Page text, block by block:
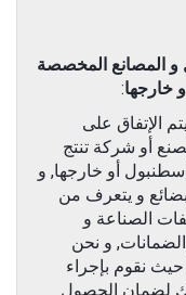
و المصانع المخصصة
خارجها:
الإتفاق على
أو شركة تنتج
أو خارجها, و
و يتعرف من
الصناعة و
الضمانات, و نحن
حيث نقوم بإجراء
لضمان الحصول